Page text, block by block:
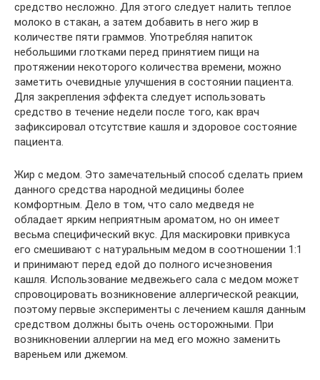
средство несложно. Для этого следует налить теплое
молоко в стакан, а затем добавить в него жир в
количестве пяти граммов. Употребляя напиток
небольшими глотками перед принятием пищи на
протяжении некоторого количества времени, можно
заметить очевидные улучшения в состоянии пациента.
Для закрепления эффекта следует использовать
средство в течение недели после того, как врач
зафиксировал отсутствие кашля и здоровое состояние
пациента.
Жир с медом. Это замечательный способ сделать прием
данного средства народной медицины более
комфортным. Дело в том, что сало медведя не
обладает ярким неприятным ароматом, но он имеет
весьма специфический вкус. Для маскировки привкуса
его смешивают с натуральным медом в соотношении 1:1
и принимают перед едой до полного исчезновения
кашля. Использование медвежьего сала с медом может
спровоцировать возникновение аллергической реакции,
поэтому первые эксперименты с лечением кашля данным
средством должны быть очень осторожными. При
возникновении аллергии на мед его можно заменить
вареньем или джемом.